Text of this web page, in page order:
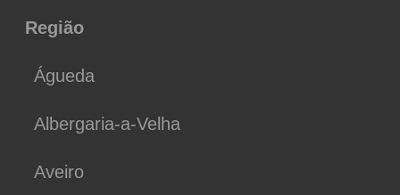
Região
Águeda
Albergaria-a-Velha
Aveiro